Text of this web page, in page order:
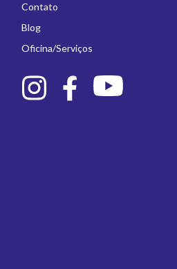
Contato
Blog
Oficina/Serviços